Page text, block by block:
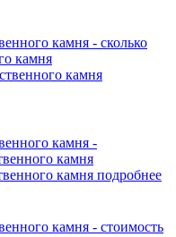
камня
камня подробнее